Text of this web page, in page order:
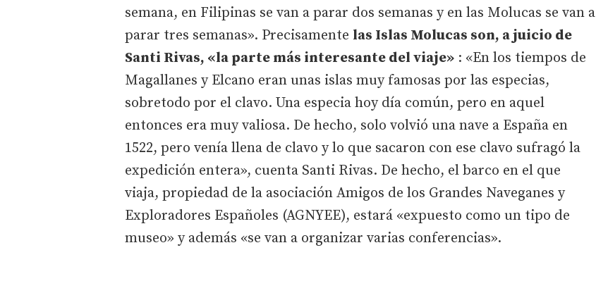
semana, en Filipinas se van a parar dos semanas y en las Molucas se van a
parar tres semanas». Precisamente las Islas Molucas son, a juicio de
Santi Rivas, «la parte más interesante del viaje» : «En los tiempos de
Magallanes y Elcano eran unas islas muy famosas por las especias,
sobretodo por el clavo. Una especia hoy día común, pero en aquel
entonces era muy valiosa. De hecho, solo volvió una nave a España en
1522, pero venía llena de clavo y lo que sacaron con ese clavo sufragó la
expedición entera», cuenta Santi Rivas. De hecho, el barco en el que
viaja, propiedad de la asociación Amigos de los Grandes Naveganes y
Exploradores Españoles (AGNYEE), estará «expuesto como un tipo de
museo» y además «se van a organizar varias conferencias».